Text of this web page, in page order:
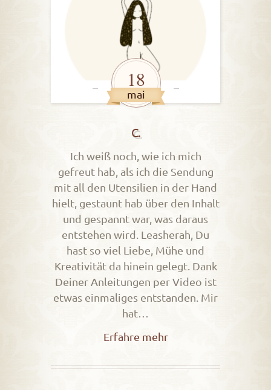
18
mai
C.
Ich weiß noch, wie ich mich
gefreut hab, als ich die Sendung
mit all den Utensilien in der Hand
hielt, gestaunt hab über den Inhalt
und gespannt war, was daraus
entstehen wird. Leasherah, Du
hast so viel Liebe, Mühe und
Kreativität da hinein gelegt. Dank
Deiner Anleitungen per Video ist
etwas einmaliges entstanden. Mir
hat…
Erfahre mehr